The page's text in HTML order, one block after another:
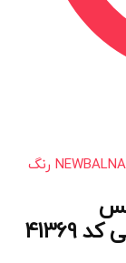
کفش و کتانی مردانه مدل نیوبالانس NEWBALNANCE_992 رنگ